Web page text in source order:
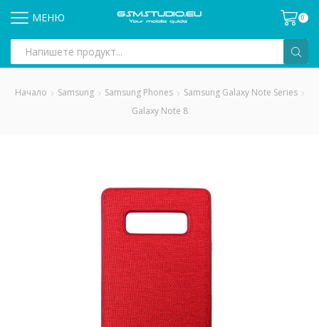
МЕНЮ 0
input
Начало Samsung Samsung Phones
Samsung Galaxy Note Series
Galaxy Note 8